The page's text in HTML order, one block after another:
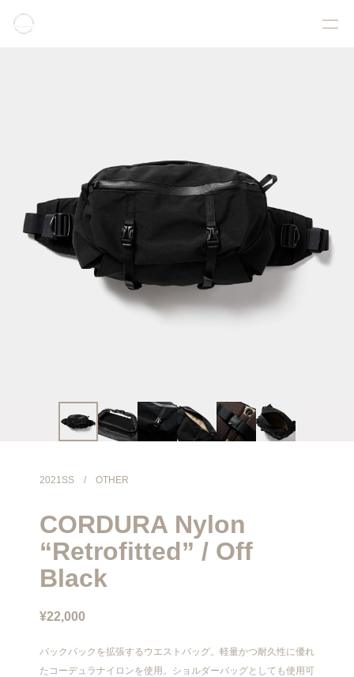
2021SS / OTHER
CORDURA Nylon
“Retrofitted” / Off
Black
¥22,000
バックパックを拡張するウエストバッグ。軽量かつ耐久性に優れ
たコーデュラナイロンを使用。ショルダーバッグとしても使用可
ONLINE STORE
STORELIST
ABOUT